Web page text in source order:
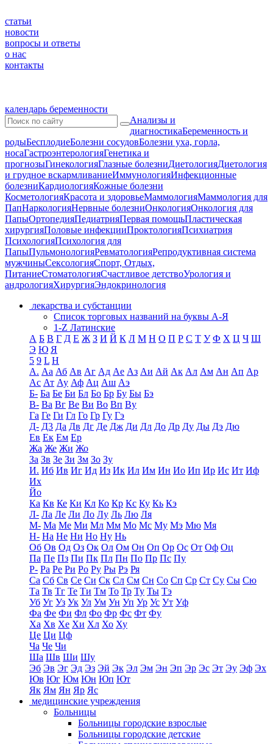
статьи
новости
вопросы и ответы
о нас
контакты
календарь беременности
Анализы и
диагностикаБеременность и
родыБесплодиеБолезни сосудовБолезни уха, горла,
носаГастроэнтерологияГенетика и
прогнозыГинекологияГлазные болезниДиетологияДиетология
и грудное вскармливаниеИммунологияИнфекционные
болезниКардиологияКожные болезни
КосметологияКрасота и здоровьеМаммологияМаммология для
ПапНаркологияНервные болезниОнкологияОнкология для
ПапыОртопедияПедиатрияПервая помощьПластическая
хирургияПоловые инфекцииПроктологияПсихиатрия
ПсихологияПсихология для
ПапыПульмонологияРевматологияРепродуктивная система
мужчиныСексологияСпорт, Отдых,
ПитаниеСтоматологияСчастливое детствоУрология и
андрологияХирургияЭндокринология
лекарства и субстанции
Список торговых названий на буквы А-Я
1-Z Латинские
А Б В Г Д Е Ж З И Й К Л М Н О П Р С Т У Ф Х Ц Ч Ш
Э Ю Я
5 9 L H
А. Аа Аб Ав Аг Ад Ае Аз Аи Ай Ак Ал Ам Ан Ап Ар
Ас Ат Ау Аф Ац Аш Аэ
Б- Ба Бе Би Бл Бо Бр Бу Бы Бэ
В- Ва Вг Ве Ви Во Вп Ву
Га Ге Ги Гл Го Гр Гу Гэ
Д- Д3 Да Дв Дг Де Дж Ди Дл До Др Ду Ды Дэ Дю
Ев Ек Ем Ер
Жа Же Жи Жо
За Зв Зе Зи Зм Зо Зу
И. Иб Ив Иг Ид Из Ик Ил Им Ин Ио Ип Ир Ис Ит Иф
Их
Йо
Ка Кв Ке Ки Кл Ко Кр Кс Ку Кь Кэ
Л- Ла Ле Ли Ло Лу Ль Лю Ля
М- Ма Ме Ми Мл Мм Мо Мс Му Мэ Мю Мя
Н- На Не Ни Но Ну Нь
Об Ов Од Оз Ок Ол Ом Он Оп Ор Ос От Оф Оц
Па Пе Пз Пи Пк Пл Пн По Пр Пс Пу
Р- Ра Ре Ри Ро Ру Ры Рэ Ря
Са Сб Св Се Си Ск Сл См Сн Со Сп Ср Ст Су Сы Сю
Та Тв Тг Те Ти Тм То Тр Ту Ты Тэ
Уб Уг Уз Ук Ул Ум Ун Уп Ур Ус Ут Уф
Фа Фе Фи Фл Фо Фр Фс Фт Фу
Ха Хв Хе Хи Хл Хо Ху
Це Ци Цф
Ча Че Чи
Ша Шв Ши Шу
Эб Эв Эг Эд Эз Эй Эк Эл Эм Эн Эп Эр Эс Эт Эу Эф Эх
Юв Юг Юм Юн Юп Ют
Як Ям Ян Яр Яс
медицинские учреждения
Больницы
Больницы городские взрослые
Больницы городские детские